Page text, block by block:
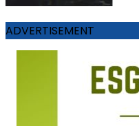
ADVERTISEMENT